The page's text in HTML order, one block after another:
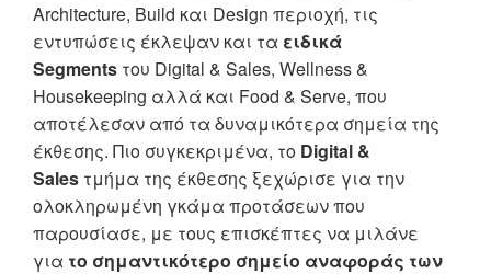
Architecture, Build και Design περιοχή, τις
εντυπώσεις έκλεψαν και τα ειδικά
Segments του Digital & Sales, Wellness &
Housekeeping αλλά και Food & Serve, που
αποτέλεσαν από τα δυναμικότερα σημεία της
έκθεσης. Πιο συγκεκριμένα, το Digital &
Sales τμήμα της έκθεσης ξεχώρισε για την
ολοκληρωμένη γκάμα προτάσεων που
παρουσίασε, με τους επισκέπτες να μιλάνε
για το σημαντικότερο σημείο αναφοράς των